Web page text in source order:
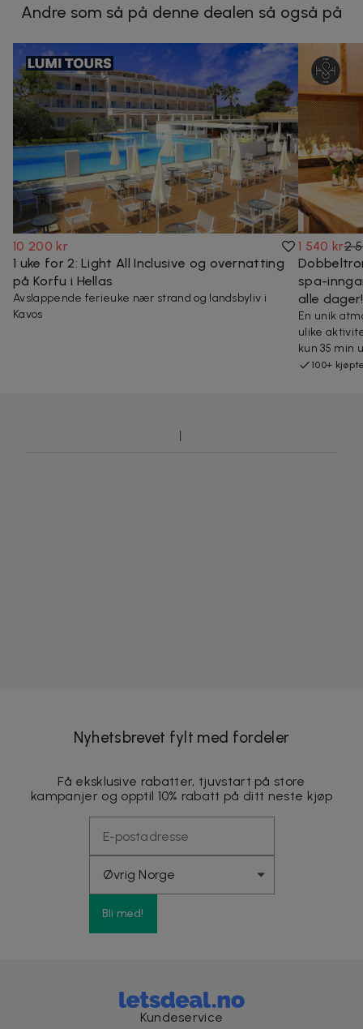
Andre som så på denne dealen så også på
10 200 kr
1 uke for 2: Light All Inclusive og overnatting
på Korfu i Hellas
Avslappende ferieuke nær strand og landsbyliv i
Kavos
1 540 kr2
spa-
alle dager!
En unik
ulike
kun 35 min
100+
Nyhetsbrevet fylt med fordeler
Få eksklusive rabatter, tjuvstart på store
kampanjer og opptil 10% rabatt på ditt neste kjøp
Bli med!
Kundeservice